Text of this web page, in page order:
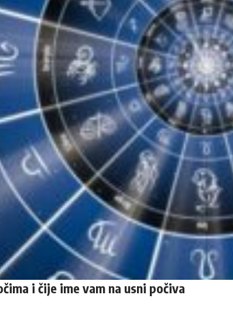
i čije ime vam na usni počiva